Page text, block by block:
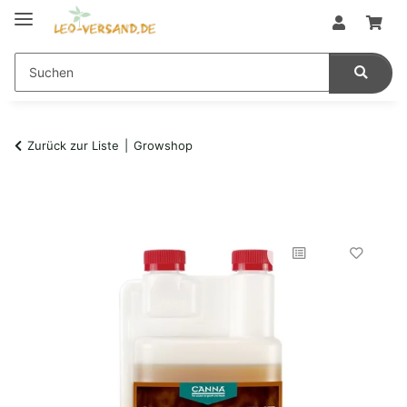
Zurück zur Liste Growshop